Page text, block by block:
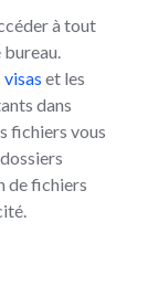
à tout
visas et les
dans
fichiers vous
de fichiers